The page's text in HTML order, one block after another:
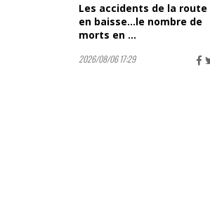
Les accidents de la route
en baisse...le nombre de
morts en ...
2026/08/06 17:29